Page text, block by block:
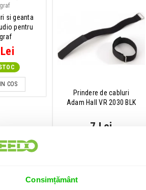
Consimțământ
si geanta
pentru
COS
Prindere de cabluri
Adam Hall VR 2030 BLK
7 Lei